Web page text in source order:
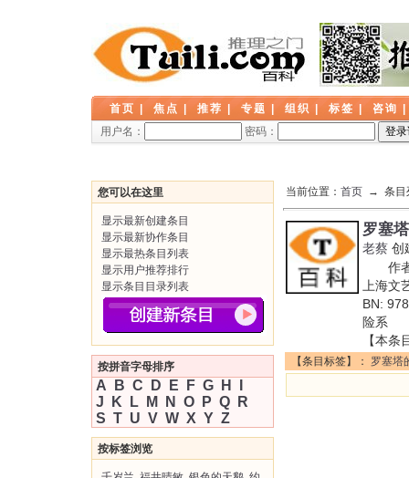
首页 焦点 推荐 专题 组织 标签 咨询
用户名：
密码：
您可以在这里
显示最新创建条目
显示最新协作条目
显示最热条目列表
显示用户推荐排行
显示条目目录列表
按拼音字母排序
A B C D E F G H
J
K L M N O P Q
R
S T U V W X Y Z
按标签浏览
当前位置： 首页 → 条目
罗塞
老蔡 创
作者:
上海
BN:
险系
【本条
【条目标签】： 罗塞塔